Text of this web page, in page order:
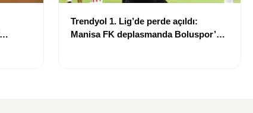
Trendyol 1. Lig’de perde açıldı:
Manisa FK deplasmanda Boluspor’u